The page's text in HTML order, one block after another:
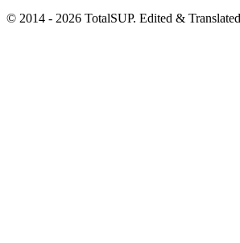
© 2014 - 2026 TotalSUP. Edited &